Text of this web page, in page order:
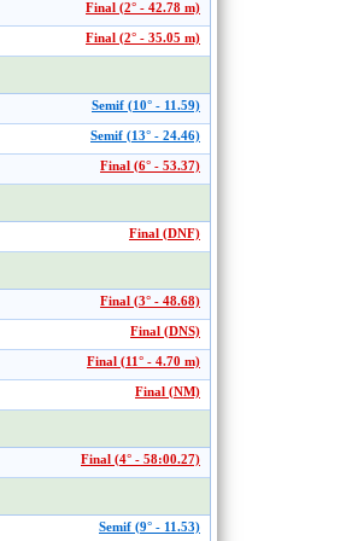
Final (2° - 42.78 m)
Final (2° - 35.05 m)
Semif (10° - 11.59)
Semif (13° - 24.46)
Final (6° - 53.37)
Final (DNF)
Final (3° - 48.68)
Final (DNS)
Final (11° - 4.70 m)
Final (NM)
Final (4° - 58:00.27)
Semif (9° - 11.53)